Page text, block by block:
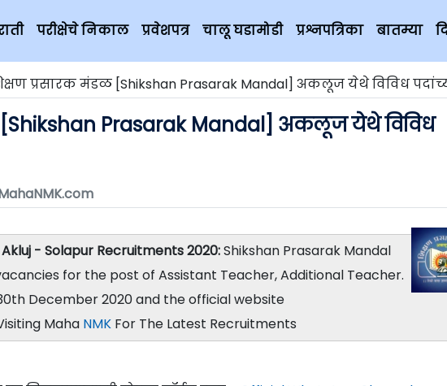
परीक्षेचे निकाल प्रवेशपत्र चालू घडामोडी प्रश्नपत्रिका बातम्या
प्रसारक मंडळ [Shikshan Prasarak Mandal] अकलूज येथे विविध पदांच्या ०५
[Shikshan Prasarak Mandal] अकलूज येथे विविध
- Solapur Recruitments 2020:Shikshan Prasarak Mandal
for the post of Assistant Teacher, Additional Teacher.
December 2020 and the official website
Maha NMK For The Latest Recruitments